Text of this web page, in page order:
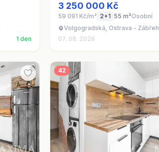
1 den
3 250 000 Kč
59 091 Kč/m² 2+1 55 m²Osobní
Volgogradská, Ostrava - Zábřeh
07. 08. 2026
42